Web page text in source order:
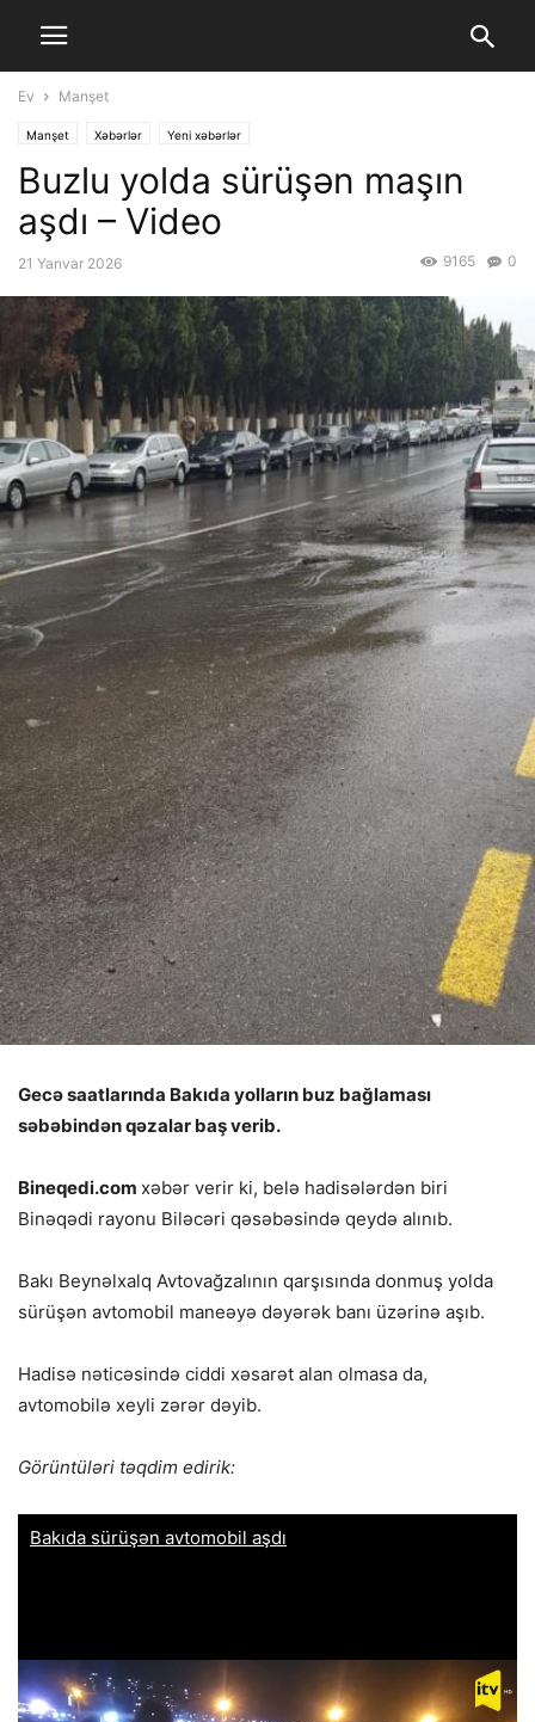
Ev Manşet
Manşet Xəbərlər Yeni xəbərlər
Buzlu yolda sürüşən maşın
aşdı – Video
21 Yanvar 2026 0
9165
Gecə saatlarında Bakıda yolların buz bağlaması
səbəbindən qəzalar baş verib.
Bineqedi.com xəbər verir ki, belə hadisələrdən biri
Binəqədi rayonu Biləcəri qəsəbəsində qeydə alınıb.
Bakı Beynəlxalq Avtovağzalının qarşısında donmuş yolda
sürüşən avtomobil maneəyə dəyərək banı üzərinə aşıb.
Hadisə nəticəsində ciddi xəsarət alan olmasa da,
avtomobilə xeyli zərər dəyib.
Görüntüləri təqdim edirik: